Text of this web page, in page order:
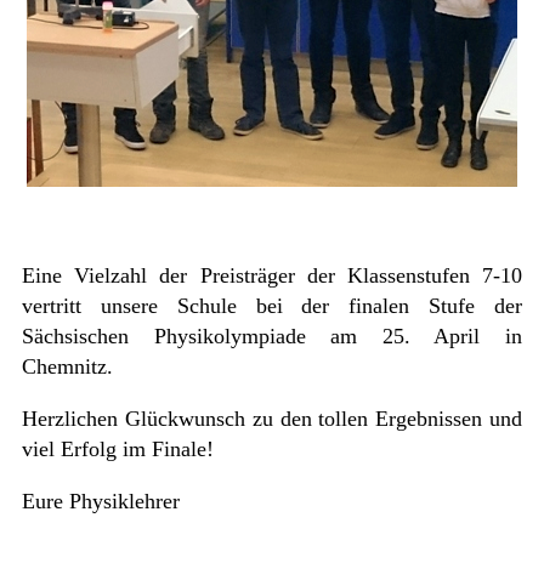
Eine Vielzahl der Preisträger der Klassenstufen 7-10
vertritt unsere Schule bei der finalen Stufe der
Sächsischen Physikolympiade am 25. April in
Chemnitz.
Herzlichen Glückwunsch zu den tollen Ergebnissen und
viel Erfolg im Finale!
Eure Physiklehrer